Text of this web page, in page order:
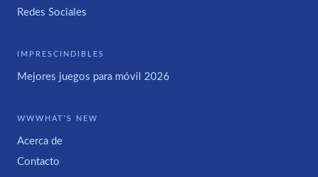
Redes Sociales
IMPRESCINDIBLES
Mejores juegos para móvil 2026
WWWHAT'S NEW
Acerca de
Contacto